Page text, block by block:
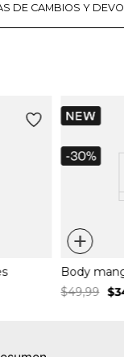
DE CAMBIOS Y
+
Body
$49,99 $